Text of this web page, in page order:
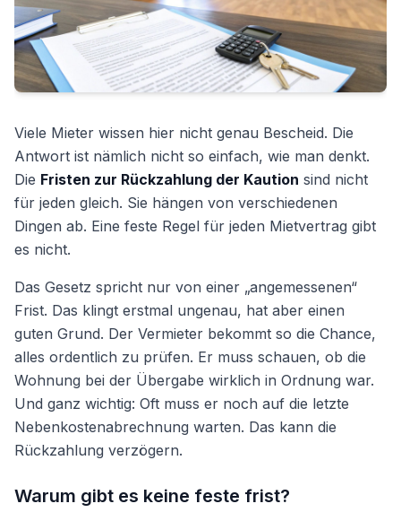
Viele Mieter wissen hier nicht genau Bescheid. Die
Antwort ist nämlich nicht so einfach, wie man denkt.
Die Fristen zur Rückzahlung der Kaution sind nicht
für jeden gleich. Sie hängen von verschiedenen
Dingen ab. Eine feste Regel für jeden Mietvertrag gibt
es nicht.
Das Gesetz spricht nur von einer „angemessenen“
Frist. Das klingt erstmal ungenau, hat aber einen
guten Grund. Der Vermieter bekommt so die Chance,
alles ordentlich zu prüfen. Er muss schauen, ob die
Wohnung bei der Übergabe wirklich in Ordnung war.
Und ganz wichtig: Oft muss er noch auf die letzte
Nebenkostenabrechnung warten. Das kann die
Rückzahlung verzögern.
Warum gibt es keine feste frist?